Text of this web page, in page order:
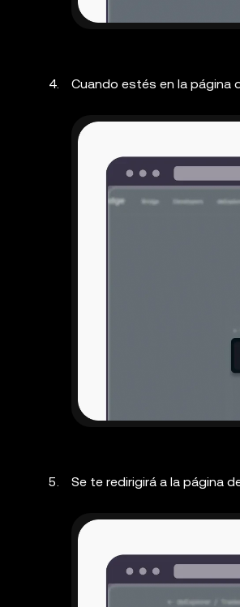
Cuando estés en la página
Se te redirigirá a la página